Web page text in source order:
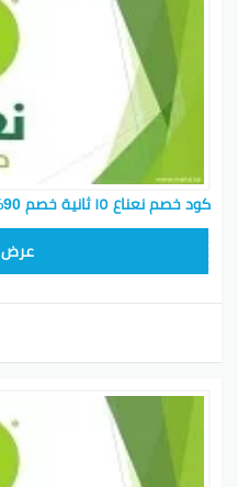
كود خصم نعناع ١٥ ثانية خصم 90% لكل المقاضي
عرض